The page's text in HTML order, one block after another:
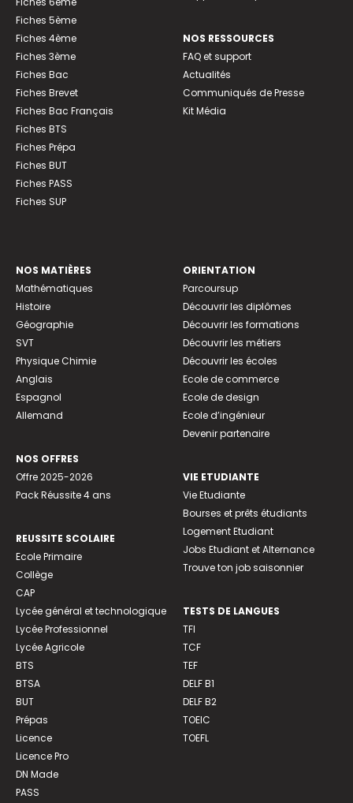
Fiches 5ème
Fiches 4ème
Fiches 3ème
Fiches Bac
Fiches Brevet
Fiches Bac Français
Fiches BTS
Fiches Prépa
Fiches BUT
Fiches PASS
Fiches SUP
NOS RESSOURCES
FAQ et support
Actualités
Communiqués de Presse
Kit Média
NOS MATIÈRES
Mathématiques
Histoire
Géographie
SVT
Physique Chimie
Anglais
Espagnol
Allemand
NOS OFFRES
Offre 2025-2026
Pack Réussite 4 ans
REUSSITE SCOLAIRE
Ecole Primaire
Collège
CAP
Lycée général et technologique
Lycée Professionnel
Lycée Agricole
BTS
BTSA
BUT
Prépas
Licence
Licence Pro
DN Made
PASS
ORIENTATION
Parcoursup
Découvrir les diplômes
Découvrir les formations
Découvrir les métiers
Découvrir les écoles
Ecole de commerce
Ecole de design
Ecole d’ingénieur
Devenir partenaire
VIE ETUDIANTE
Vie Etudiante
Bourses et prêts étudiants
Logement Etudiant
Jobs Etudiant et Alternance
Trouve ton job saisonnier
TESTS DE LANGUES
TFI
TCF
TEF
DELF B1
DELF B2
TOEIC
TOEFL